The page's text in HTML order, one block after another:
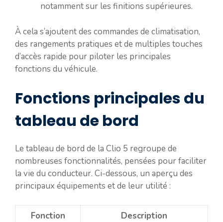
notamment sur les finitions supérieures.
À cela s’ajoutent des commandes de climatisation,
des rangements pratiques et de multiples touches
d’accès rapide pour piloter les principales
fonctions du véhicule.
Fonctions principales du
tableau de bord
Le tableau de bord de la Clio 5 regroupe de
nombreuses fonctionnalités, pensées pour faciliter
la vie du conducteur. Ci-dessous, un aperçu des
principaux équipements et de leur utilité :
Fonction
Description